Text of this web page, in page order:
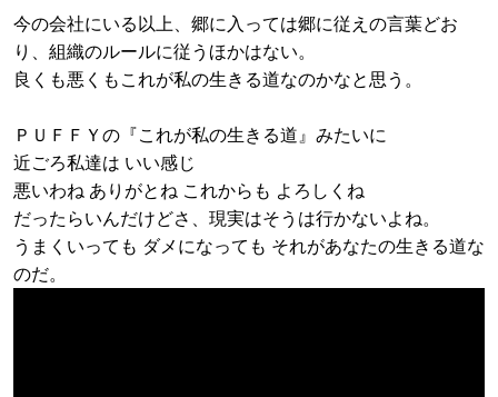
今の会社にいる以上、郷に入っては郷に従えの言葉どお
り、組織のルールに従うほかはない。
良くも悪くもこれが私の生きる道なのかなと思う。
ＰＵＦＦＹの『これが私の生きる道』みたいに
近ごろ私達は いい感じ
悪いわね ありがとね これからも よろしくね
だったらいんだけどさ、現実はそうは行かないよね。
うまくいっても ダメになっても それがあなたの生きる道な
のだ。